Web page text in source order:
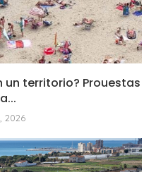
territorio? Prouestas
2026